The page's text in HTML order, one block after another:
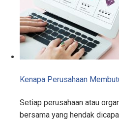
Kenapa Perusahaan
Setiap perusahaan atau
bersama yang hendak